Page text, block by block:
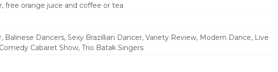
free orange juice and coffee or tea
Balinese Dancers, Sexy Brazillian Dancer, Variety Review, Modern Dance, Live
Cabaret Show, Trio Batak Singers
Rp 1.250.000